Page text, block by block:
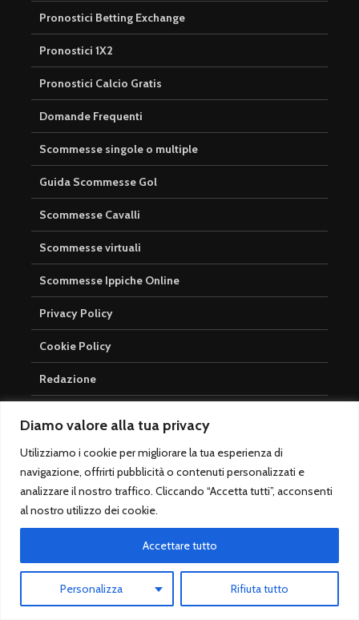
Diamo valore alla tua privacy
Utilizziamo i cookie per migliorare la tua esperienza di
navigazione, offrirti pubblicità o contenuti personalizzati e
analizzare il nostro traffico. Cliccando “Accetta tutti”, acconsenti
al nostro utilizzo dei cookie.
Personalizza Rifiuta tutto
Accettare tutto
Pronostici Betting Exchange
Pronostici 1X2
Pronostici Calcio Gratis
Domande Frequenti
Scommesse singole o multiple
Guida Scommesse Gol
Scommesse Cavalli
Scommesse virtuali
Scommesse Ippiche Online
Privacy Policy
Cookie Policy
Redazione
Scommesse Online
Betfair Exchange
Sisal Scommesse
Scommesse SNAI Race